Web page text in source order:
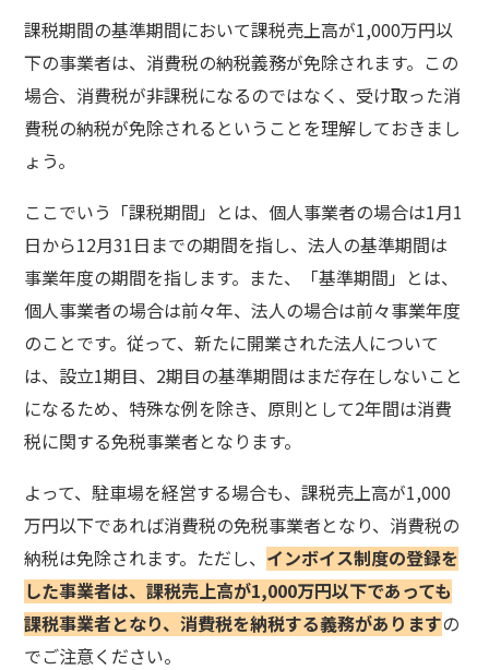
課税期間の基準期間において課税売上高が1,000万円以
下の事業者は、消費税の納税義務が免除されます。この
場合、消費税が非課税になるのではなく、受け取った消
費税の納税が免除されるということを理解しておきまし
ょう。
ここでいう「課税期間」とは、個人事業者の場合は1月1
日から12月31日までの期間を指し、法人の基準期間は
事業年度の期間を指します。また、「基準期間」とは、
個人事業者の場合は前々年、法人の場合は前々事業年度
のことです。従って、新たに開業された法人について
は、設立1期目、2期目の基準期間はまだ存在しないこと
になるため、特殊な例を除き、原則として2年間は消費
税に関する免税事業者となります。
よって、駐車場を経営する場合も、課税売上高が1,000
万円以下であれば消費税の免税事業者となり、消費税の
納税は免除されます。ただし、 インボイス制度の登録を
した事業者は、課税売上高が1,000万円以下であっても
課税事業者となり、消費税を納税する義務がありますの
でご注意ください。